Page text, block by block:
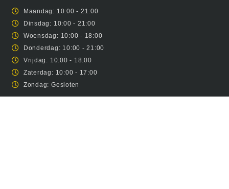
Maandag: 10:00 - 21:00
Dinsdag: 10:00 - 21:00
Woensdag: 10:00 - 18:00
Donderdag: 10:00 - 21:00
Vrijdag: 10:00 - 18:00
Zaterdag: 10:00 - 17:00
Zondag: Gesloten